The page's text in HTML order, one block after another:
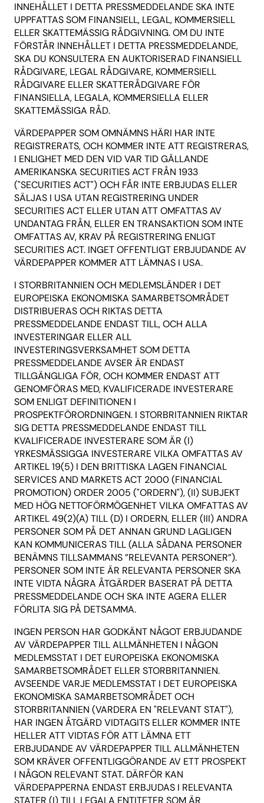
INNEHÅLLET I DETTA PRESSMEDDELANDE SKA INTE
UPPFATTAS SOM FINANSIELL, LEGAL, KOMMERSIELL
ELLER SKATTEMÄSSIG RÅDGIVNING. OM DU INTE
FÖRSTÅR INNEHÅLLET I DETTA PRESSMEDDELANDE,
SKA DU KONSULTERA EN AUKTORISERAD FINANSIELL
RÅDGIVARE, LEGAL RÅDGIVARE, KOMMERSIELL
RÅDGIVARE ELLER SKATTERÅDGIVARE FÖR
FINANSIELLA, LEGALA, KOMMERSIELLA ELLER
SKATTEMÄSSIGA RÅD.
VÄRDEPAPPER SOM OMNÄMNS HÄRI HAR INTE
REGISTRERATS, OCH KOMMER INTE ATT REGISTRERAS,
I ENLIGHET MED DEN VID VAR TID GÄLLANDE
AMERIKANSKA SECURITIES ACT FRÅN 1933
("SECURITIES ACT") OCH FÅR INTE ERBJUDAS ELLER
SÄLJAS I USA UTAN REGISTRERING UNDER
SECURITIES ACT ELLER UTAN ATT OMFATTAS AV
UNDANTAG FRÅN, ELLER EN TRANSAKTION SOM INTE
OMFATTAS AV, KRAV PÅ REGISTRERING ENLIGT
SECURITIES ACT. INGET OFFENTLIGT ERBJUDANDE AV
VÄRDEPAPPER KOMMER ATT LÄMNAS I USA.
I STORBRITANNIEN OCH MEDLEMSLÄNDER I DET
EUROPEISKA EKONOMISKA SAMARBETSOMRÅDET
DISTRIBUERAS OCH RIKTAS DETTA
PRESSMEDDELANDE ENDAST TILL, OCH ALLA
INVESTERINGAR ELLER ALL
INVESTERINGSVERKSAMHET SOM DETTA
PRESSMEDDELANDE AVSER ÄR ENDAST
TILLGÄNGLIGA FÖR, OCH KOMMER ENDAST ATT
GENOMFÖRAS MED, KVALIFICERADE INVESTERARE
SOM ENLIGT DEFINITIONEN I
PROSPEKTFÖRORDNINGEN. I STORBRITANNIEN RIKTAR
SIG DETTA PRESSMEDDELANDE ENDAST TILL
KVALIFICERADE INVESTERARE SOM ÄR (I)
YRKESMÄSSIGGA INVESTERARE VILKA OMFATTAS AV
ARTIKEL 19(5) I DEN BRITTISKA LAGEN FINANCIAL
SERVICES AND MARKETS ACT 2000 (FINANCIAL
PROMOTION) ORDER 2005 ("ORDERN"), (II) SUBJEKT
MED HÖG NETTOFÖRMÖGENHET VILKA OMFATTAS AV
ARTIKEL 49(2)(A) TILL (D) I ORDERN, ELLER (III) ANDRA
PERSONER SOM PÅ DET ANNAN GRUND LAGLIGEN
KAN KOMMUNICERAS TILL (ALLA SÅDANA PERSONER
BENÄMNS TILLSAMMANS ”RELEVANTA PERSONER”).
PERSONER SOM INTE ÄR RELEVANTA PERSONER SKA
INTE VIDTA NÅGRA ÅTGÄRDER BASERAT PÅ DETTA
PRESSMEDDELANDE OCH SKA INTE AGERA ELLER
FÖRLITA SIG PÅ DETSAMMA.
INGEN PERSON HAR GODKÄNT NÅGOT ERBJUDANDE
AV VÄRDEPAPPER TILL ALLMÄNHETEN I NÅGON
MEDLEMSSTAT I DET EUROPEISKA EKONOMISKA
SAMARBETSOMRÅDET ELLER STORBRITANNIEN.
AVSEENDE VARJE MEDLEMSSTAT I DET EUROPEISKA
EKONOMISKA SAMARBETSOMRÅDET OCH
STORBRITANNIEN (VARDERA EN "RELEVANT STAT"),
HAR INGEN ÅTGÄRD VIDTAGITS ELLER KOMMER INTE
HELLER ATT VIDTAS FÖR ATT LÄMNA ETT
ERBJUDANDE AV VÄRDEPAPPER TILL ALLMÄNHETEN
SOM KRÄVER OFFENTLIGGÖRANDE AV ETT PROSPEKT
I NÅGON RELEVANT STAT. DÄRFÖR KAN
VÄRDEPAPPERNA ENDAST ERBJUDAS I RELEVANTA
STATER (I) TILL LEGALA ENTITETER SOM ÄR